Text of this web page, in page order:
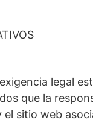
legal
que la
el sitio web